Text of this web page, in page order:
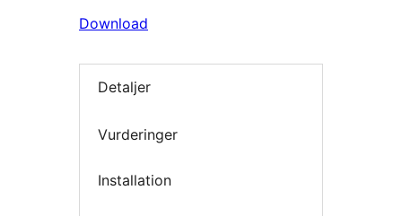
Download
Detaljer
Vurderinger
Installation